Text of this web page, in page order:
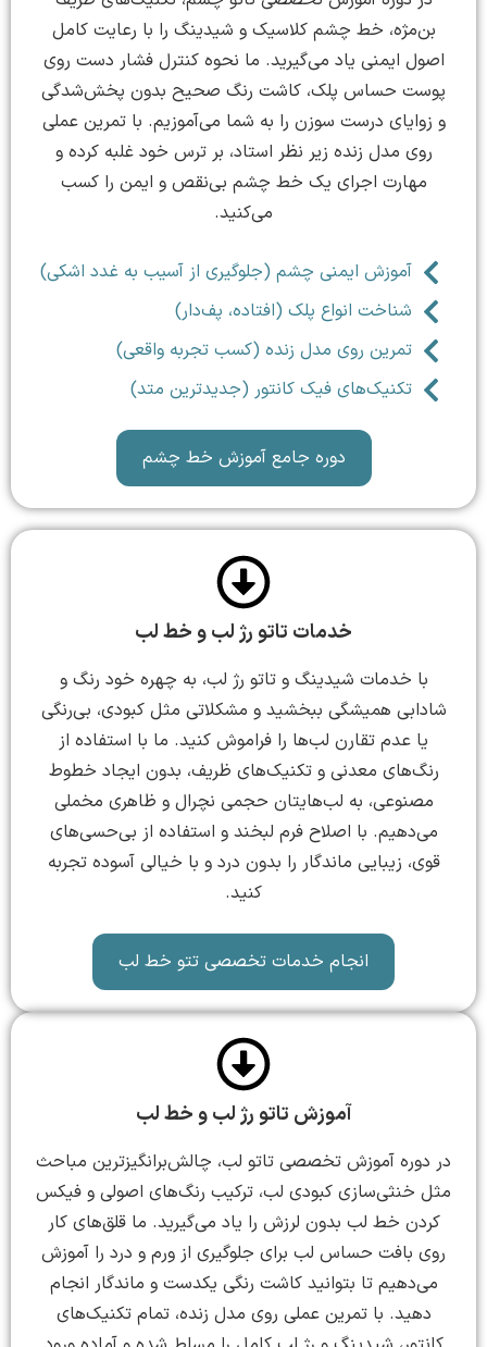
بن‌مژه، خط چشم کلاسیک و شیدینگ را با رعایت کامل
اصول ایمنی یاد می‌گیرید. ما نحوه کنترل فشار دست روی
پوست حساس پلک، کاشت رنگ صحیح بدون پخش‌شدگی
و زوایای درست سوزن را به شما می‌آموزیم. با تمرین عملی
روی مدل زنده زیر نظر استاد، بر ترس خود غلبه کرده و
مهارت اجرای یک خط چشم بی‌نقص و ایمن را کسب
می‌کنید.
آموزش ایمنی چشم (جلوگیری از آسیب به غدد اشکی)
شناخت انواع پلک (افتاده، پف‌دار)
تمرین روی مدل زنده (کسب تجربه واقعی)
تکنیک‌های فیک کانتور (جدیدترین متد)
دوره جامع آموزش خط چشم
خدمات تاتو رژ لب و خط لب
با خدمات شیدینگ و تاتو رژ لب، به چهره خود رنگ و
شادابی همیشگی ببخشید و مشکلاتی مثل کبودی، بی‌رنگی
یا عدم تقارن لب‌ها را فراموش کنید. ما با استفاده از
رنگ‌های معدنی و تکنیک‌های ظریف، بدون ایجاد خطوط
مصنوعی، به لب‌هایتان حجمی نچرال و ظاهری مخملی
می‌دهیم. با اصلاح فرم لبخند و استفاده از بی‌حسی‌های
قوی، زیبایی ماندگار را بدون درد و با خیالی آسوده تجربه
کنید.
انجام خدمات تخصصی تتو خط لب
آموزش تاتو رژ لب و خط لب
در دوره آموزش تخصصی تاتو لب، چالش‌برانگیزترین مباحث
مثل خنثی‌سازی کبودی لب، ترکیب رنگ‌های اصولی و فیکس
کردن خط لب بدون لرزش را یاد می‌گیرید. ما قلق‌های کار
روی بافت حساس لب برای جلوگیری از ورم و درد را آموزش
می‌دهیم تا بتوانید کاشت رنگی یکدست و ماندگار انجام
دهید. با تمرین عملی روی مدل زنده، تمام تکنیک‌های